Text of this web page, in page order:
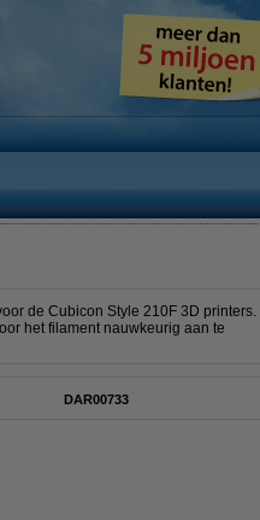
de Cubicon Style 210F 3D printers.
het filament nauwkeurig aan te
DAR00733